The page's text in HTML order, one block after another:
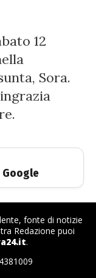
12
Sora.
fonte di notizie
Redazione puoi
.